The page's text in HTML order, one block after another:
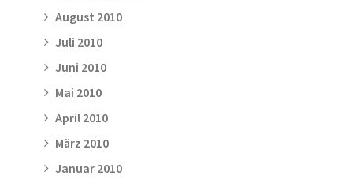
August 2010
Juli 2010
Juni 2010
Mai 2010
April 2010
März 2010
Januar 2010